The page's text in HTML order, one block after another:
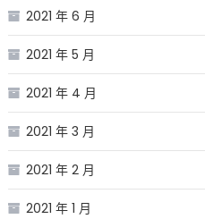
2021 年 6 月
2021 年 5 月
2021 年 4 月
2021 年 3 月
2021 年 2 月
2021 年 1 月